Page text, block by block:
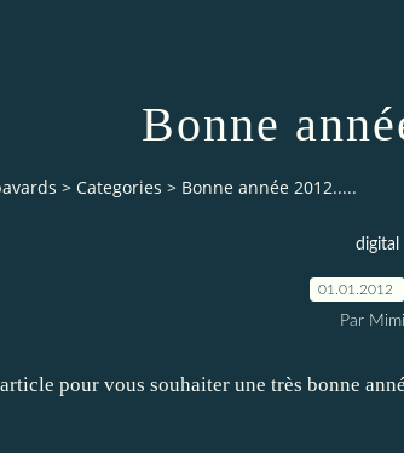
Bonne
> Categories > Bonne année 2012.....
digital
01.01.2012
Par
pour vous souhaiter une très bonne